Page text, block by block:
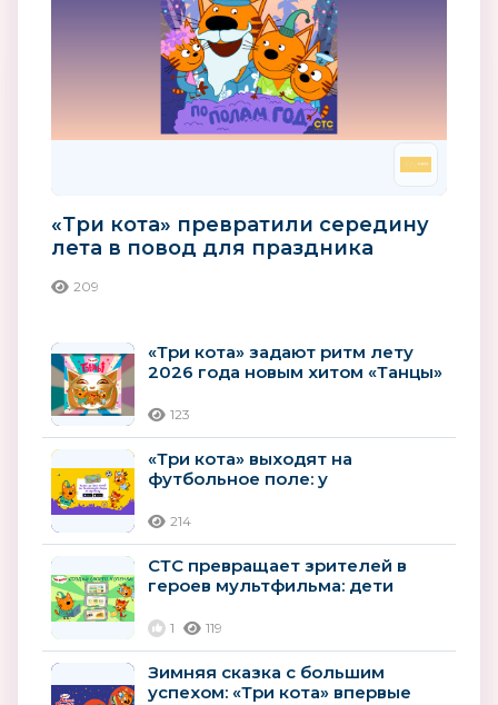
«Три кота» превратили середину
лета в повод для праздника
209
«Три кота» задают ритм лету
2026 года новым хитом «Танцы»
123
«Три кота» выходят на
футбольное поле: у
появилась новая...
214
СТС превращает зрителей в
героев мультфильма: дети
в новых...
1 119
Зимняя сказка с большим
успехом: «Три кота» впервые